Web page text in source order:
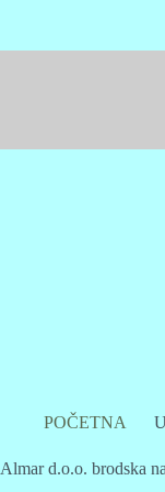
POČETNA
Almar d.o.o. brodska